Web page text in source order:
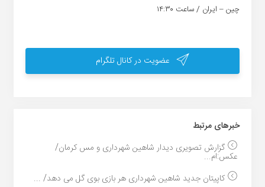
چین – ایران / ساعت ۱۴:۳۰
عضویت در کانال تلگرام
خبر‌های مرتبط
گزارش تصویری دیدار شاهین شهرداری و مس کرمان/
عکس:ام...
کاپیتان جدید شاهین شهرداری هر بازی بوی گل می دهد/ ...